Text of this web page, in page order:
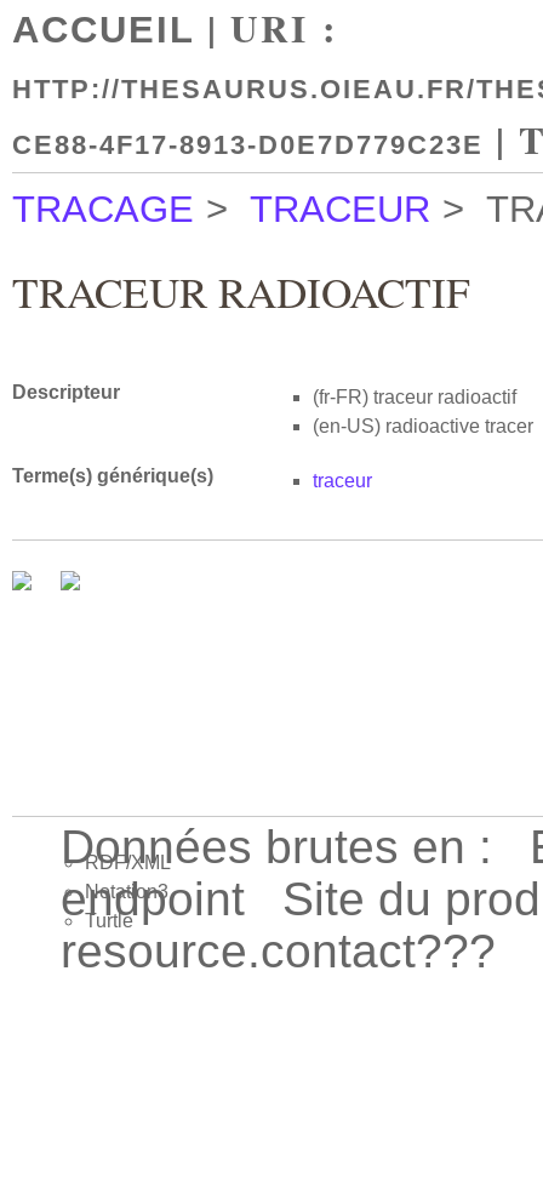
ACCUEIL | URI :
HTTP://THESAURUS.OIEAU.FR/
CE88-4F17-8913-D0E7D779C23E |
TRACAGE > TRACEUR >
TRACEUR RADIOACTIF
Descripteur (fr-FR) traceur radioactif
(en-US) radioactive tracer
Terme(s) générique(s) traceur
Données brutes en :
RDF/XML
Notation3
Turtle
endpoint
Site du
resource.contact???